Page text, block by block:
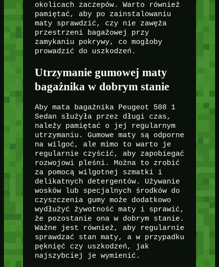
okolicach zaczepów. Warto również
pamiętać, aby po zainstalowaniu
maty sprawdzić, czy nie zawęża
przestrzeni bagażowej przy
zamykaniu pokrywy, co mogłoby
prowadzić do uszkodzeń.
Utrzymanie gumowej maty
bagażnika w dobrym stanie
Aby mata bagażnika Peugeot 508 1
Sedan służyła przez długi czas,
należy pamiętać o jej regularnym
utrzymaniu. Gumowe maty są odporne
na wilgoć, ale mimo to warto je
regularnie czyścić, aby zapobiegać
rozwojowi pleśni. Można to zrobić
za pomocą wilgotnej szmatki i
delikatnych detergentów. Używanie
wosków lub specjalnych środków do
czyszczenia gumy może dodatkowo
wydłużyć żywotność maty i sprawić,
że pozostanie ona w dobrym stanie.
Ważne jest również, aby regularnie
sprawdzać stan maty, a w przypadku
pęknięć czy uszkodzeń, jak
najszybciej je wymienić.